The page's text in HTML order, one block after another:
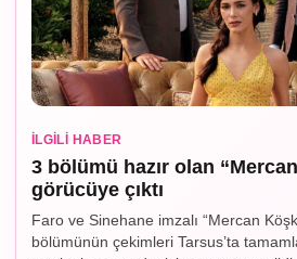
İLGILI HABER
3 bölümü hazır olan
görücüye çıktı
Faro ve Sinehane imzalı “Mercan
bölümünün çekimleri Tarsus’ta